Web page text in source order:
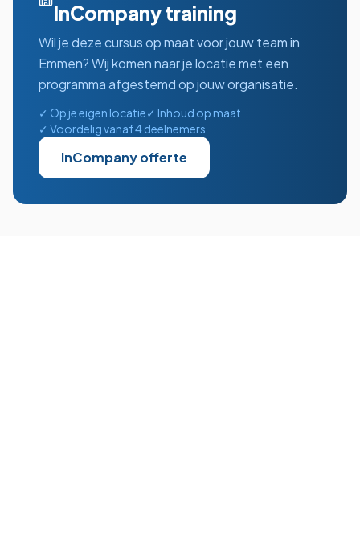
InCompany training
Wil je deze cursus op maat voor jouw team in
Emmen? Wij komen naar je locatie met een
programma afgestemd op jouw organisatie.
✓ Op je eigen locatie✓ Inhoud op maat
✓ Voordelig vanaf 4 deelnemers
InCompany offerte